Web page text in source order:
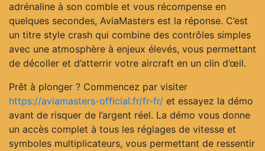
adrénaline à son comble et vous récompense en
quelques secondes, AviaMasters est la réponse. C’est
un titre style crash qui combine des contrôles simples
avec une atmosphère à enjeux élevés, vous permettant
de décoller et d’atterrir votre aircraft en un clin d’œil.
Prêt à plonger ? Commencez par visiter
https://aviamasters-official.fr/fr-fr/ et essayez la démo
avant de risquer de l’argent réel. La démo vous donne
un accès complet à tous les réglages de vitesse et
symboles multiplicateurs, vous permettant de ressentir